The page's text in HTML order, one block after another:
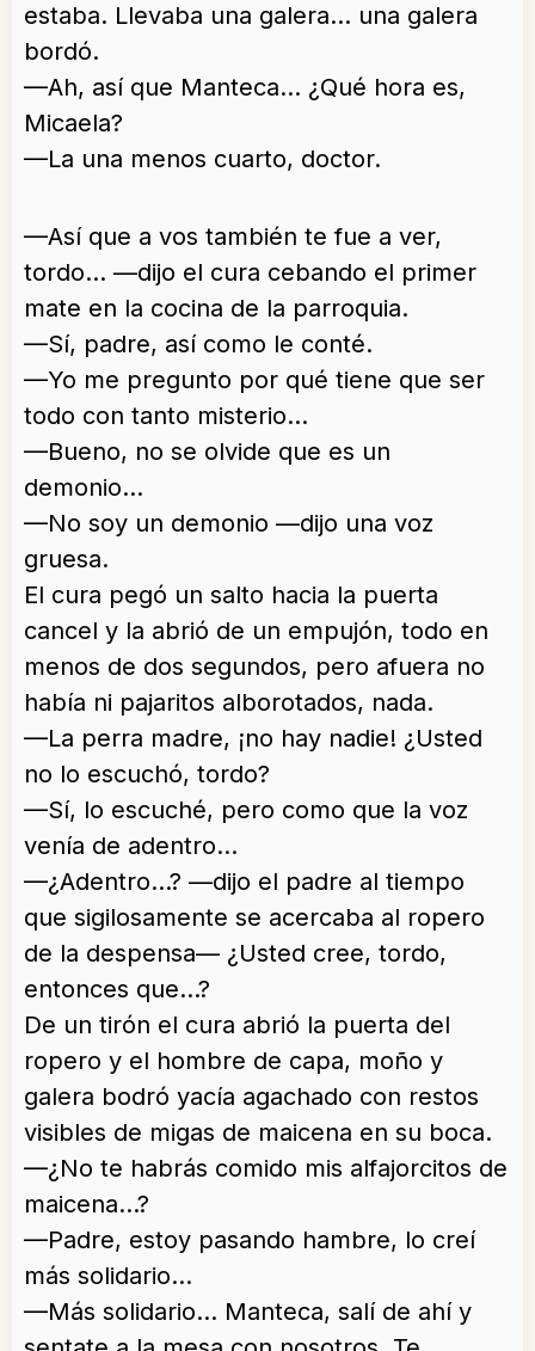
estaba. Llevaba una galera… una galera
bordó.
—Ah, así que Manteca… ¿Qué hora es,
Micaela?
—La una menos cuarto, doctor.
—Así que a vos también te fue a ver,
tordo… —dijo el cura cebando el primer
mate en la cocina de la parroquia.
—Sí, padre, así como le conté.
—Yo me pregunto por qué tiene que ser
todo con tanto misterio…
—Bueno, no se olvide que es un
demonio…
—No soy un demonio —dijo una voz
gruesa.
El cura pegó un salto hacia la puerta
cancel y la abrió de un empujón, todo en
menos de dos segundos, pero afuera no
había ni pajaritos alborotados, nada.
—La perra madre, ¡no hay nadie! ¿Usted
no lo escuchó, tordo?
—Sí, lo escuché, pero como que la voz
venía de adentro…
—¿Adentro…? —dijo el padre al tiempo
que sigilosamente se acercaba al ropero
de la despensa— ¿Usted cree, tordo,
entonces que…?
De un tirón el cura abrió la puerta del
ropero y el hombre de capa, moño y
galera bodró yacía agachado con restos
visibles de migas de maicena en su boca.
—¿No te habrás comido mis alfajorcitos de
maicena…?
—Padre, estoy pasando hambre, lo creí
más solidario…
—Más solidario… Manteca, salí de ahí y